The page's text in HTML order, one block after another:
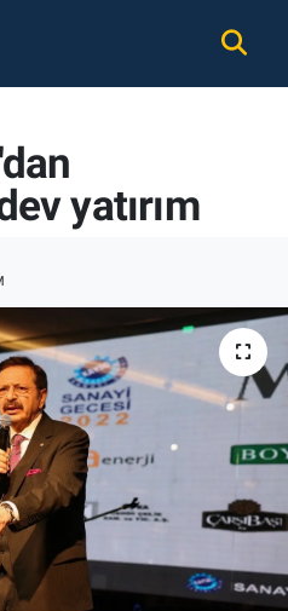
yatırım
ve Fikstür